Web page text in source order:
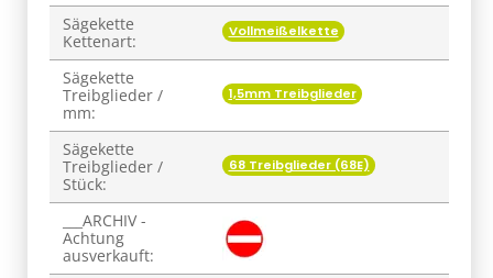
Sägekette
Kettenart:
Vollmeißelkette
Sägekette
Treibglieder /
mm:
1,5mm Treibglieder
Sägekette
Treibglieder /
Stück:
68 Treibglieder (68E)
___ARCHIV -
Achtung
ausverkauft: